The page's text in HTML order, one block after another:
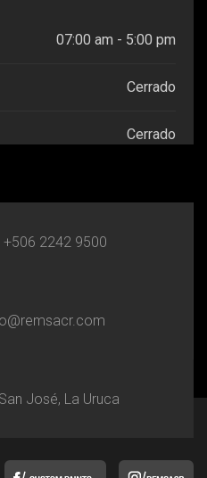
07:00 am - 5:00 pm
Cerrado
Cerrado
+506 2242 9500
San José, La Uruca